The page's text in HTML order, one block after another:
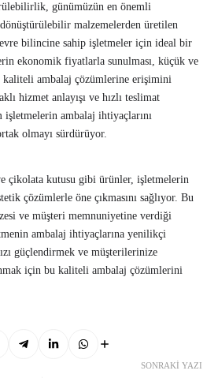
günümüzün en önemli
malzemelerden üretilen
bilincine sahip işletmeler için ideal bir
ekonomik fiyatlarla sunulması, küçük ve
ambalaj çözümlerine erişimini
hizmet anlayışı ve hızlı teslimat
ambalaj ihtiyaçlarını
olmayı sürdürüyor.
çikolata kutusu gibi ürünler, işletmelerin
çözümlerle öne çıkmasını sağlıyor. Bu
ve müşteri memnuniyetine verdiği
ambalaj ihtiyaçlarına yenilikçi
güçlendirmek ve müşterilerinize
için bu kaliteli ambalaj çözümlerini
SONRAKI YAZI